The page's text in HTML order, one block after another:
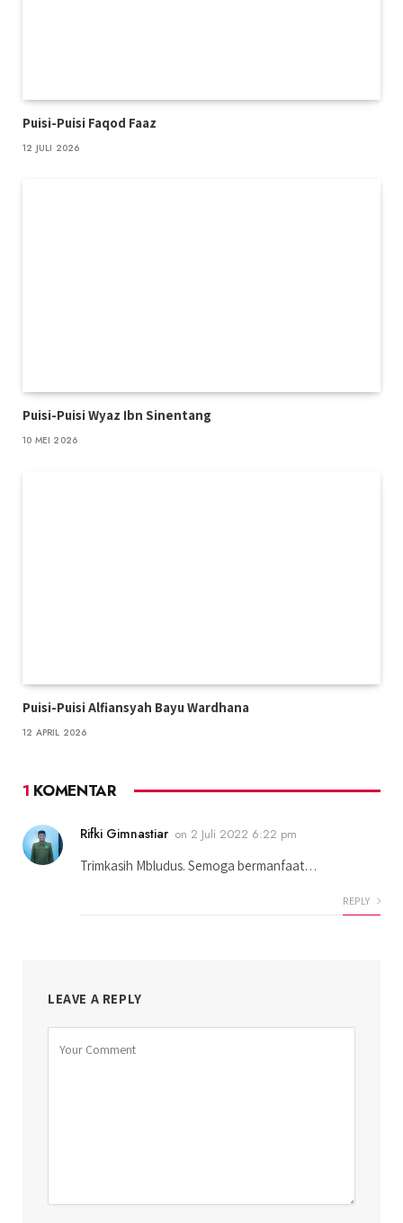
Puisi-Puisi Faqod Faaz
12 JULI 2026
Puisi-Puisi Wyaz Ibn Sinentang
10 MEI 2026
Puisi-Puisi Alfiansyah Bayu Wardhana
12 APRIL 2026
1 KOMENTAR
Rifki Gimnastiar on 2 Juli 2022 6:22 pm
Trimkasih Mbludus. Semoga bermanfaat…
REPLY
LEAVE A REPLY